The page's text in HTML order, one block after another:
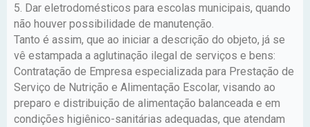
5. Dar eletrodomésticos para escolas municipais, quando
não houver possibilidade de manutenção.
Tanto é assim, que ao iniciar a descrição do objeto, já se
vê estampada a aglutinação ilegal de serviços e bens:
Contratação de Empresa especializada para Prestação de
Serviço de Nutrição e Alimentação Escolar, visando ao
preparo e distribuição de alimentação balanceada e em
condições higiênico-sanitárias adequadas, que atendam